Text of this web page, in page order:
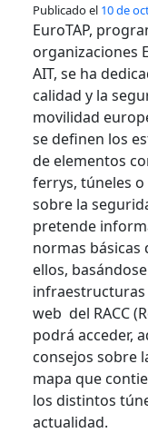
Publicado el 10 de
EuroTAP,
organizaciones
AIT, se ha
calidad y la
movilidad
se definen los
de elementos
ferrys, túneles o
sobre la
pretende
normas
ellos,
infraestructuras
web del RACC
podrá acceder,
consejos sobre
mapa que
los distintos
actualidad.